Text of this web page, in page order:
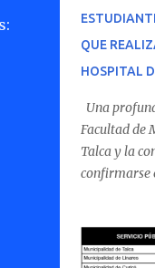
QUE
HOSPITAL
Una
Facultad de
Talca y la
confirmarse
Cauquenes.
conocidos,